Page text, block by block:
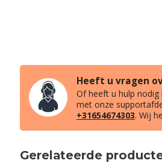
Heeft u vragen
Of heeft u hulp
met onze
+31654674303. Wij
Gerelateerde